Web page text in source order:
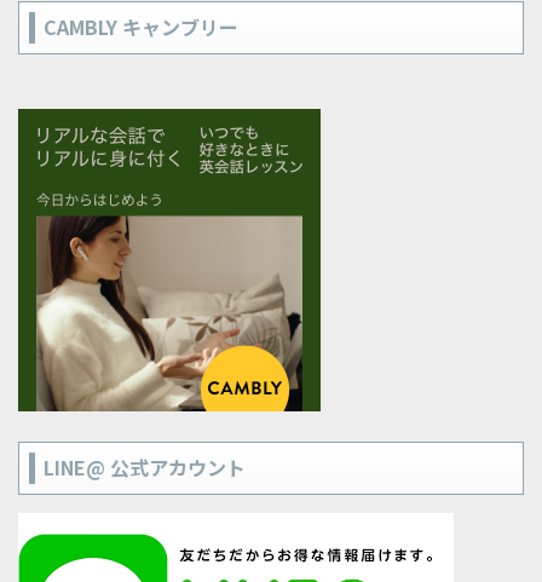
CAMBLY キャンブリー
LINE@ 公式アカウント